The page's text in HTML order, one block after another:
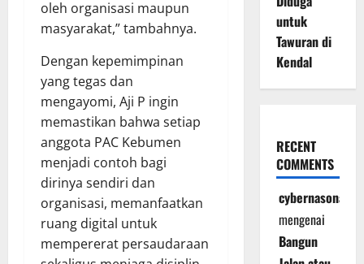
oleh organisasi maupun
masyarakat,” tambahnya.
Dengan kepemimpinan
yang tegas dan
mengayomi, Aji P ingin
memastikan bahwa setiap
anggota PAC Kebumen
menjadi contoh bagi
dirinya sendiri dan
organisasi, memanfaatkan
ruang digital untuk
mempererat persaudaraan
untuk
Tawuran di
Kendal
RECENT
COMMENTS
cybernasonal
mengenai
Bangun